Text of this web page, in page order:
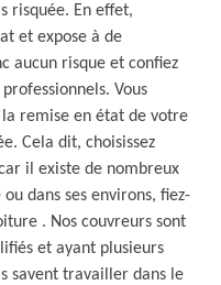
risquée. En effet,
et expose à de
aucun risque et confiez
Vous
remise en état de votre
Cela dit, choisissez
il existe de nombreux
dans ses environs, fiez-
. Nos couvreurs sont
et ayant plusieurs
savent travailler dans le